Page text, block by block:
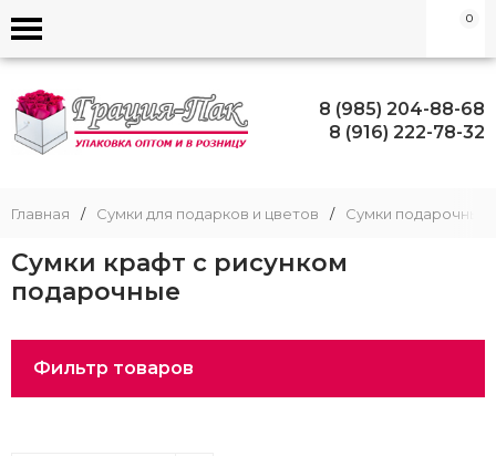
0
8 (985) 204-88-68
8 (916) 222-78-32
Главная / Сумки для подарков и цветов / Сумки подарочные
Сумки крафт с рисунком
подарочные
Фильтр товаров